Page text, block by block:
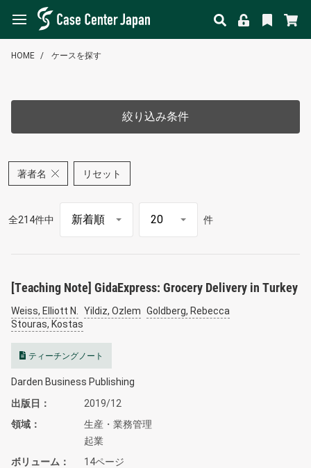
HOME ケースを探す
著者名 リセット
全214件中 件
[Teaching Note] GidaExpress: Grocery Delivery in Turkey
Weiss, Elliott N. Yildiz, Ozlem Goldberg, Rebecca
Stouras, Kostas
ティーチングノート
Darden Business Publishing
出版日
2019/12
領域
生産・業務管理
起業
ボリューム
14ページ
絞り込み条件